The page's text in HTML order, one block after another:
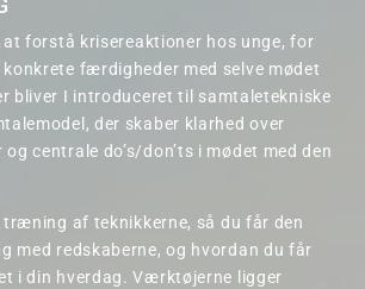
forstå krisereaktioner hos unge, for
færdigheder med selve mødet
bliver I introduceret til samtaletekniske
der skaber klarhed over
centrale do’s/don’ts i mødet med den
af teknikkerne, så du får den
med redskaberne, og hvordan du får
i din hverdag. Værktøjerne ligger